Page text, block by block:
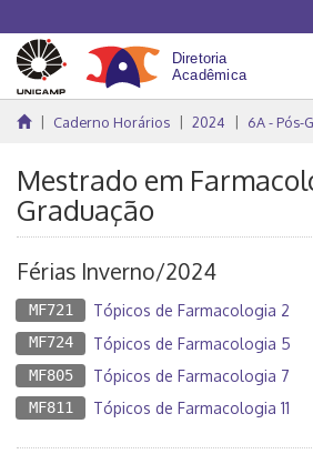
Caderno Horários 2024 6A - Pós-
Mestrado em
Graduação
Férias Inverno/2024
MF721 Tópicos de Farmacologia 2
MF724 Tópicos de Farmacologia 5
MF805 Tópicos de Farmacologia 7
MF811 Tópicos de Farmacologia 11